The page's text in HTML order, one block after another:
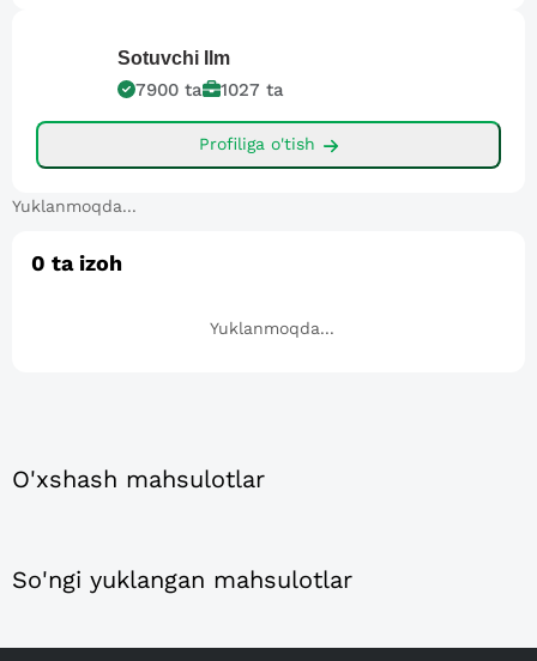
Sotuvchi Ilm
7900 ta 1027 ta
Profiliga o'tish
Yuklanmoqda...
0 ta izoh
Yuklanmoqda...
O'xshash mahsulotlar
So'ngi yuklangan mahsulotlar